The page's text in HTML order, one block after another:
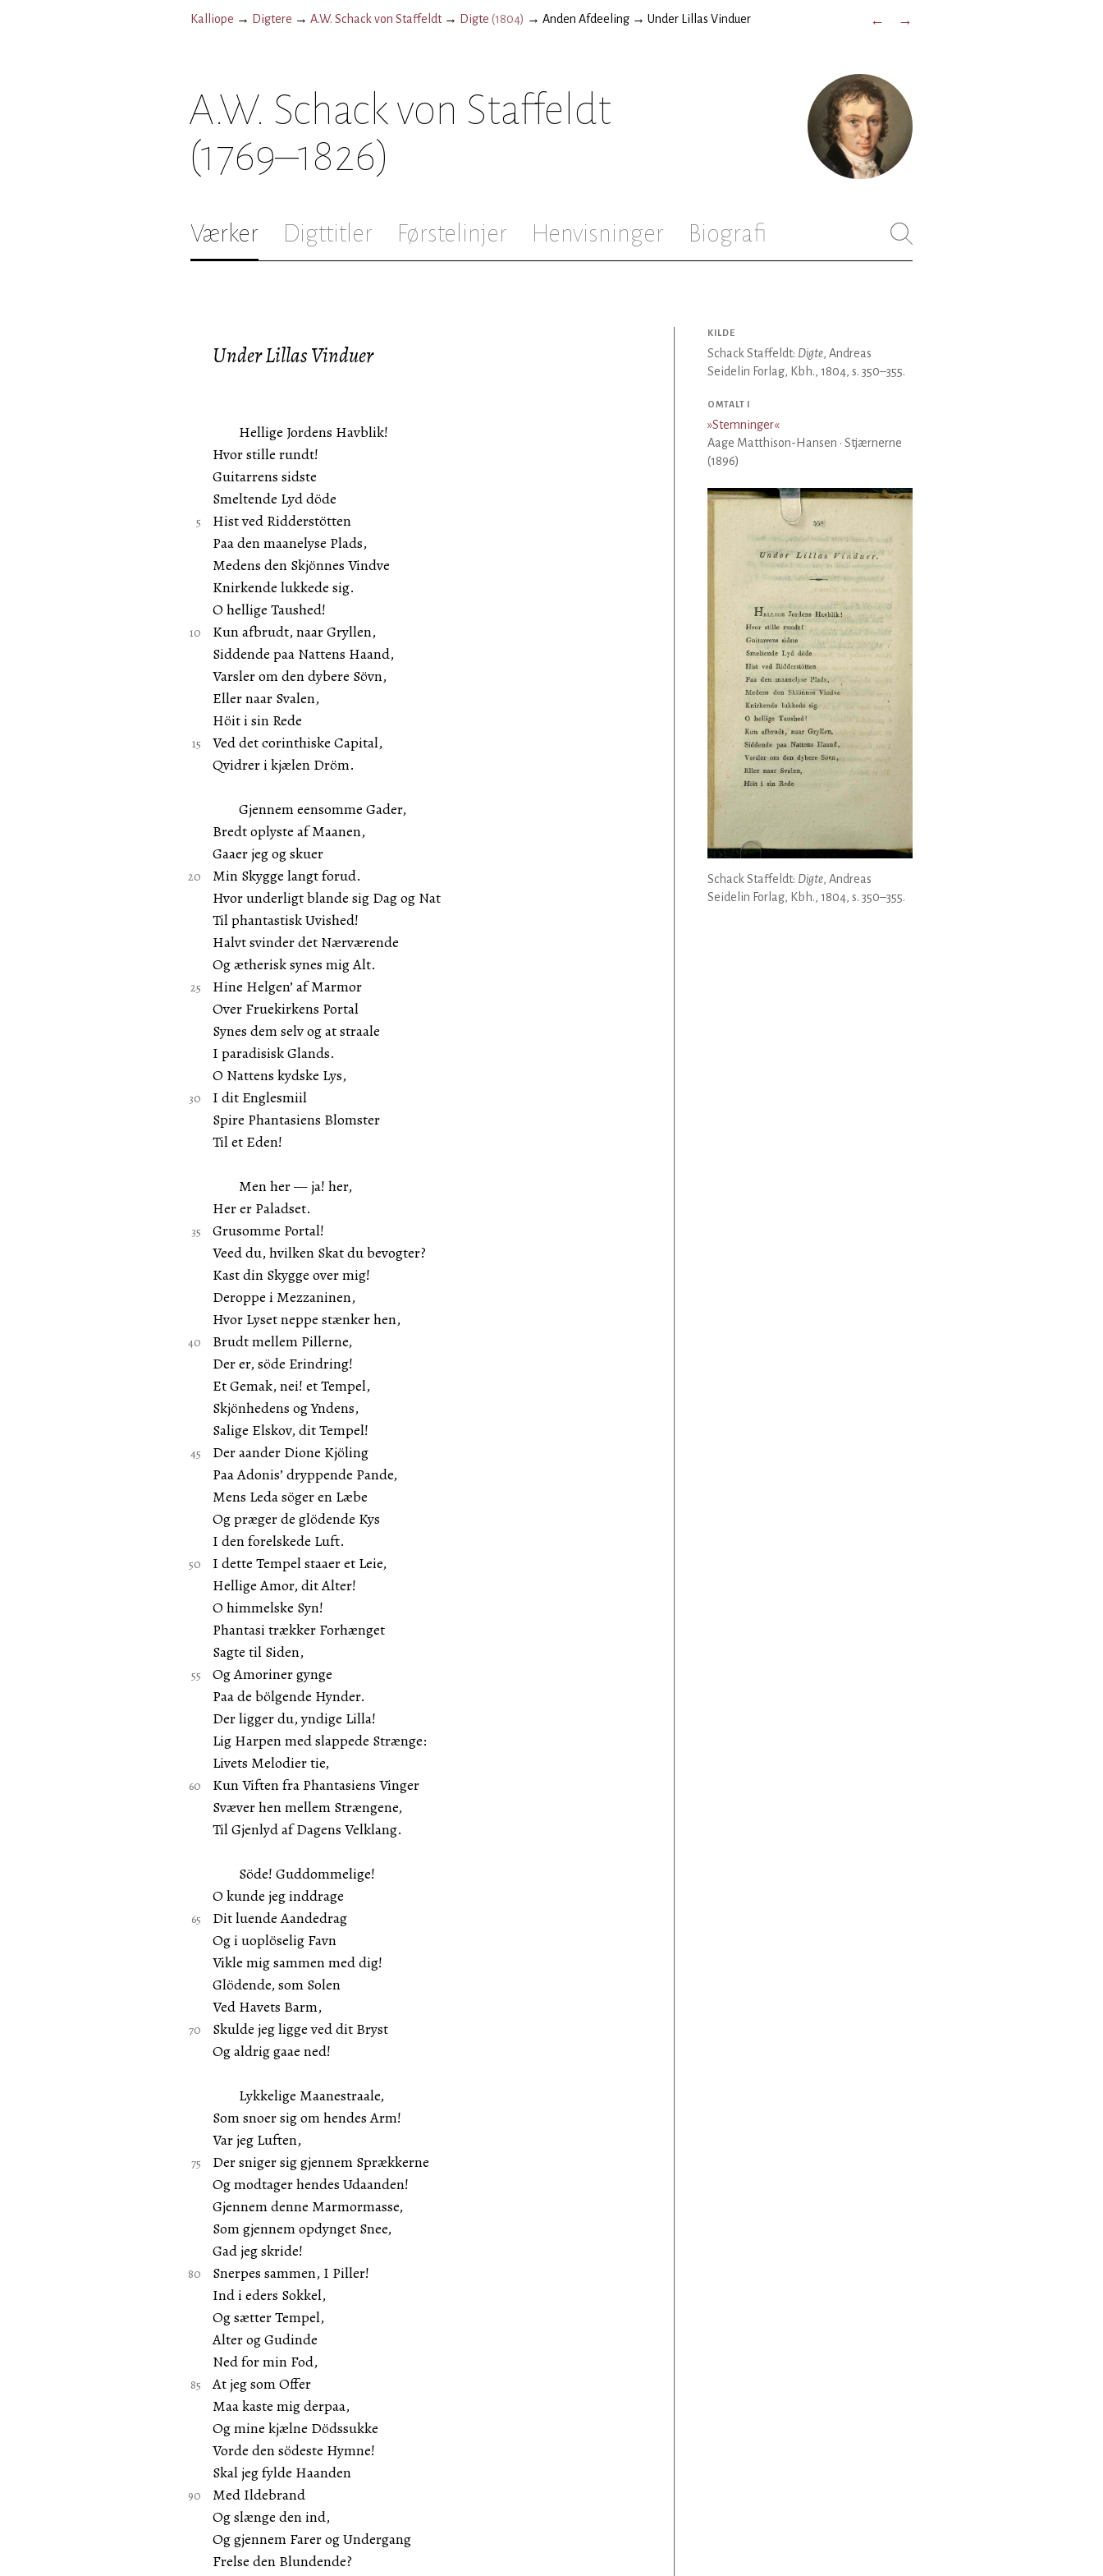
Kalliope → Digtere → A.W. Schack von Staffeldt→ Digte (1804) → Anden Afdeeling → Under Lillas Vinduer ← →
A.W. Schack von Staffeldt
(1769–1826)
Værker Digttitler Førstelinjer Henvisninger Biografi
Under Lillas Vinduer
Hellige Jordens Havblik!
Hvor stille rundt!
Guitarrens sidste
Smeltende Lyd döde
Hist ved Ridderstötten
Paa den maanelyse Plads,
Medens den Skjönnes Vindve
Knirkende lukkede sig.
O hellige Taushed!
Kun afbrudt, naar Gryllen,
Siddende paa Nattens Haand,
Varsler om den dybere Sövn,
Eller naar Svalen,
Höit i sin Rede
Ved det corinthiske Capital,
Qvidrer i kjælen Dröm.
Gjennem eensomme Gader,
Bredt oplyste af Maanen,
Gaaer jeg og skuer
Min Skygge langt forud.
Hvor underligt blande sig Dag og Nat
Til phantastisk Uvished!
Halvt svinder det Nærværende
Og ætherisk synes mig Alt.
Hine Helgen’ af Marmor
Over Fruekirkens Portal
Synes dem selv og at straale
I paradisisk Glands.
O Nattens kydske Lys,
I dit Englesmiil
Spire Phantasiens Blomster
Til et Eden!
Men her — ja! her,
Her er Paladset.
Grusomme Portal!
Veed du, hvilken Skat du bevogter?
Kast din Skygge over mig!
Deroppe i Mezzaninen,
Hvor Lyset neppe stænker hen,
Brudt mellem Pillerne,
Der er, söde Erindring!
Et Gemak, nei! et Tempel,
Skjönhedens og Yndens,
Salige Elskov, dit Tempel!
Der aander Dione Kjöling
Paa Adonis’ dryppende Pande,
Mens Leda söger en Læbe
Og præger de glödende Kys
I den forelskede Luft.
I dette Tempel staaer et Leie,
Hellige Amor, dit Alter!
O himmelske Syn!
Phantasi trækker Forhænget
Sagte til Siden,
Og Amoriner gynge
Paa de bölgende Hynder.
Der ligger du, yndige Lilla!
Lig Harpen med slappede Strænge:
Livets Melodier tie,
Kun Viften fra Phantasiens Vinger
Svæver hen mellem Strængene,
Til Gjenlyd af Dagens Velklang.
Söde! Guddommelige!
O kunde jeg inddrage
Dit luende Aandedrag
Og i uoplöselig Favn
Vikle mig sammen med dig!
Glödende, som Solen
Ved Havets Barm,
Skulde jeg ligge ved dit Bryst
Og aldrig gaae ned!
Lykkelige Maanestraale,
Som snoer sig om hendes Arm!
Var jeg Luften,
Der sniger sig gjennem Sprækkerne
Og modtager hendes Udaanden!
Gjennem denne Marmormasse,
Som gjennem opdynget Snee,
Gad jeg skride!
Snerpes sammen, I Piller!
Ind i eders Sokkel,
Og sætter Tempel,
Alter og Gudinde
Ned for min Fod,
At jeg som Offer
Maa kaste mig derpaa,
Og mine kjælne Dödssukke
Vorde den södeste Hymne!
Skal jeg fylde Haanden
Med Ildebrand
Og slænge den ind,
Og gjennem Farer og Undergang
Frelse den Blundende?
KILDE
Schack Staffeldt: Digte, Andreas
Seidelin Forlag, Kbh., 1804, s. 350–355.
OMTALT I
»Stemninger«
Aage Matthison-Hansen · Stjærnerne
(1896)
Schack Staffeldt: Digte, Andreas
Seidelin Forlag, Kbh., 1804, s. 350–355.